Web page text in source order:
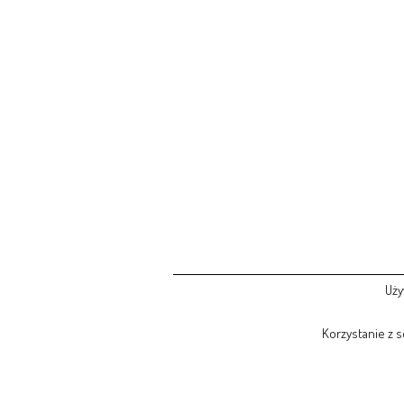
Korzystanie z